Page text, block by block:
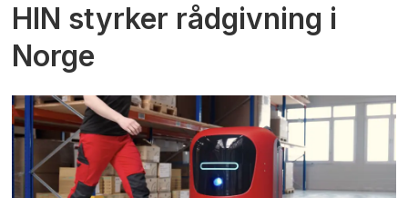
HIN styrker rådgivning i
Norge